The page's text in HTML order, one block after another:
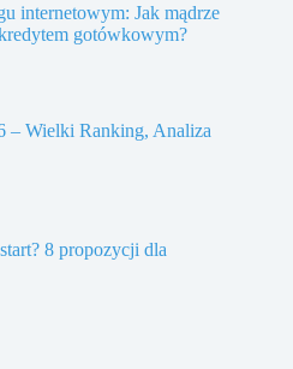
internetowym: Jak mądrze
gotówkowym?
– Wielki Ranking, Analiza
8 propozycji dla